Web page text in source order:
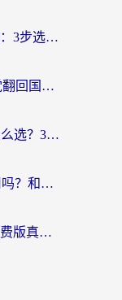
穿梭和海归好用吗？海外党亲测：3步选对回国加速器，无缝刷国内剧玩手游
ExpressVPN中国能用吗？海外党翻回国内的加速器选择指南（附番茄加速器实测）
海外党必看：便宜好用的VPN怎么选？3步解决回国访问难题+Steam改区技巧
海外党实测：ChickCN VPN好用吗？和OurPlay VPN对比哪个回国效果更好？附避坑指南
海外党必看：应用加速器永久免费版真的靠谱吗？教你选对回国加速器无缝刷国内资源